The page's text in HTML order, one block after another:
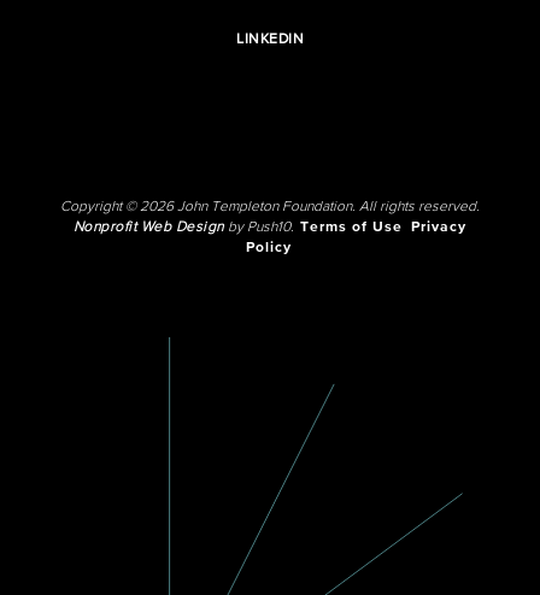
LINKEDIN
Copyright © 2026 John Templeton Foundation. All rights reserved.
Nonprofit Web Designby Push10. Terms of Use
Privacy
Policy